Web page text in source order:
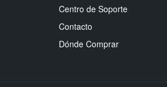
Centro de Soporte
Contacto
Dónde Comprar